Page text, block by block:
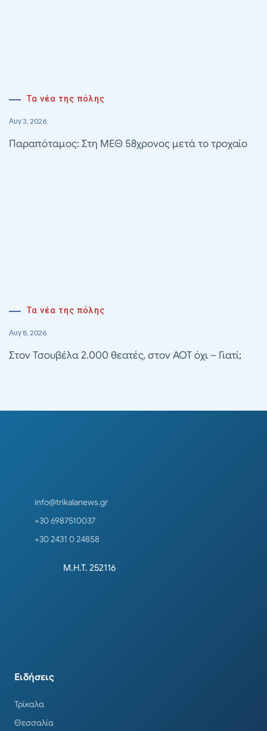
Τα νέα της πόλης
Αυγ 3, 2026
Παραπόταμος: Στη ΜΕΘ 58χρονος μετά το τροχαίο
Τα νέα της πόλης
Αυγ 8, 2026
Στον Τσουβέλα 2.000 θεατές, στον ΑΟΤ όχι – Γιατί;
info@trikalanews.gr
+30 6987510037
+30 2431 0 24858
Μ.Η.Τ. 252116
Ειδήσεις
Τρίκαλα
Θεσσαλία